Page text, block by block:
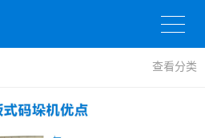
查看分类